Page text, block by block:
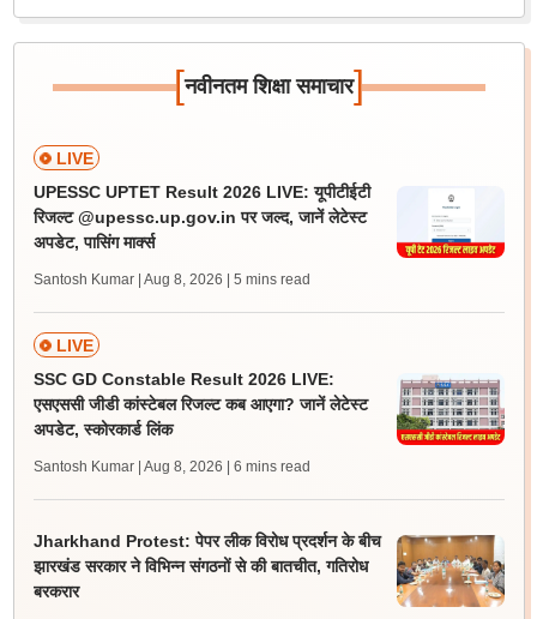
[नवीनतम शिक्षा समाचार]
LIVE
UPESSC UPTET Result 2026 LIVE: यूपीटीईटी
रिजल्ट @upessc.up.gov.in पर जल्द, जानें लेटेस्ट
अपडेट, पासिंग मार्क्स
Santosh Kumar | Aug 8, 2026 | 5 mins read
LIVE
SSC GD Constable Result 2026 LIVE:
एसएससी जीडी कांस्टेबल रिजल्ट कब आएगा? जानें लेटेस्ट
अपडेट, स्कोरकार्ड लिंक
Santosh Kumar | Aug 8, 2026 | 6 mins read
Jharkhand Protest: पेपर लीक विरोध प्रदर्शन के बीच
झारखंड सरकार ने विभिन्न संगठनों से की बातचीत, गतिरोध
बरकरार